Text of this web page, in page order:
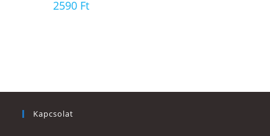
2590 Ft
Kapcsolat